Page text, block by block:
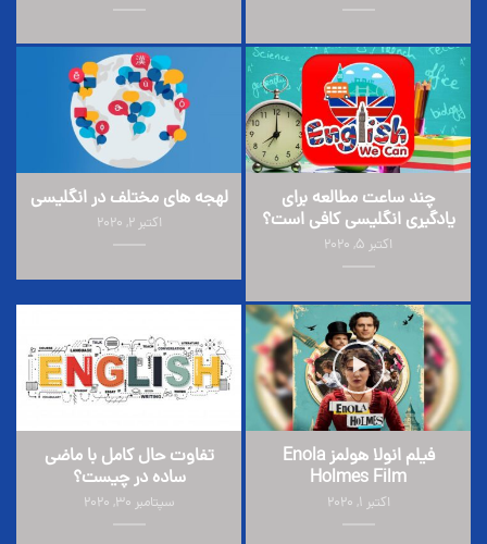
چند ساعت مطالعه برای
یادگیری انگلیسی کافی است؟
اکتبر 5, 2020
لهجه های مختلف در انگلیسی
اکتبر 2, 2020
فیلم انولا هولمز Enola
Holmes Film
اکتبر 1, 2020
تفاوت حال کامل با ماضی
ساده در چیست؟
سپتامبر 30, 2020